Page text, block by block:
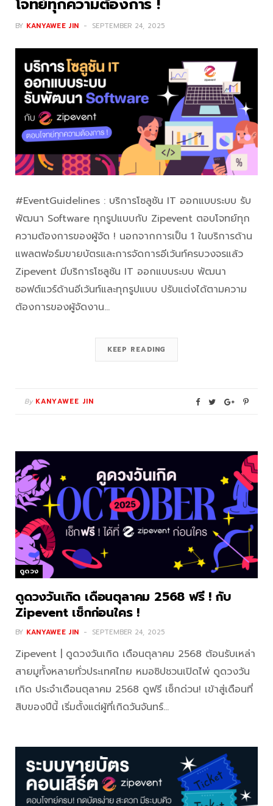
BY KANYAWEE JIN SEPTEMBER 24, 2025
#EventGuidelines : บริการโซลูชัน IT ออกแบบระบบ รับ
พัฒนา Software ทุกรูปแบบกับ Zipevent ตอบโจทย์ทุก
ความต้องการของผู้จัด ! นอกจากการเป็น 1 ในบริการด้าน
แพลตฟอร์มขายบัตรและการจัดการอีเว้นท์ครบวงจรแล้ว
Zipevent มีบริการโซลูชัน IT ออกแบบระบบ พัฒนา
ซอฟต์แวร์ด้านอีเว้นท์และทุกรูปแบบ ปรับแต่งได้ตามความ
ต้องการของผู้จัดงาน…
KEEP READING
By KANYAWEE JIN
ดูดวง
ดูดวงวันเกิด เดือนตุลาคม 2568 ฟรี ! กับ
Zipevent เช็กก่อนใคร !
BY KANYAWEE JIN SEPTEMBER 24, 2025
Zipevent | ดูดวงวันเกิด เดือนตุลาคม 2568 ต้อนรับเหล่า
สายมูทั้งหลายทั่วประเทศไทย หมอซิปชวนเปิดไพ่ ดูดวงวัน
เกิด ประจำเดือนตุลาคม 2568 ดูฟรี เช็กด่วน! เข้าสู่เดือนที่
สิบของปีนี้ เริ่มตั้งแต่ผู้ที่เกิดวันจันทร์…